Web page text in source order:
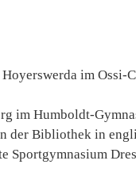
im Ossi-
im Humboldt-
der Bibliothek in
Sportgymnasium